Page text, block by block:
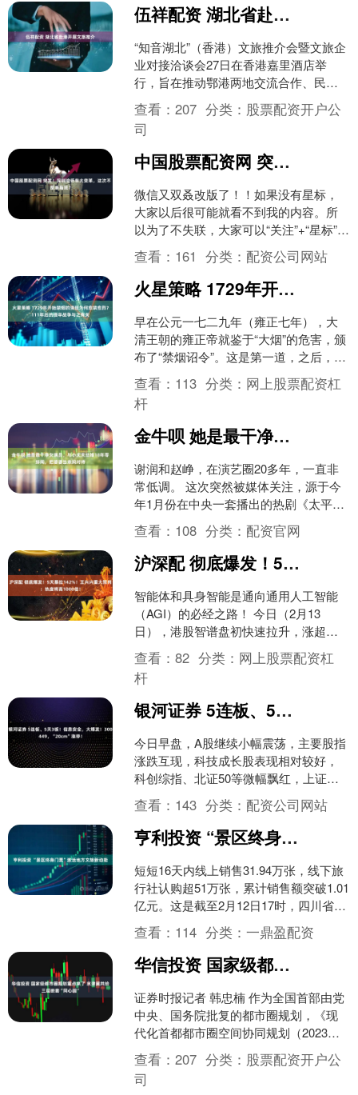
伍祥配资 湖北省赴港开展文旅推介
“知音湖北”（香港）文旅推介会暨文旅企
业对接洽谈会27日在香港嘉里酒店举
行，旨在推动鄂港两地交流合作、民心
相通。 本次推介会聚焦香港游客与旅行
商核心需求，推出旅....
查看：207 分类： 股票配资开户公
司
中国股票配资网 突发！深圳培侨有大变革，这次不是港籍班？
微信又双叒改版了！！如果没有星标，
大家以后很可能就看不到我的内容。所
以为了不失联，大家可以“关注”+“星标”我
哦~具体操作方法如下图所示，请一定要
给我一个星标！....
查看： 161 分类：配资公司网站
火星策略 1729年开始禁烟的清廷为何愈禁愈烈？111年后的侵华战争与之有关
早在公元一七二九年（雍正七年），大
清王朝的雍正帝就鉴于“大烟”的危害，颁
布了“禁烟诏令”。这是第一道，之后，朝
廷的“禁烟令”更是叠见层出。 谁
知，“烟”是愈禁愈....
查看： 113 分类： 网上股票配资杠
杆
金牛呗 她是最干净女演员，与小丈夫结婚18年零绯闻，把婆婆当亲妈对待
谢润和赵峥，在演艺圈20多年，一直非
常低调。 这次突然被媒体关注，源于今
年1月份在中央一套播出的热剧《太平
年》里，赵峥扮演的温润风骨与刚毅气
节的谋士慎温其一角，....
查看： 108 分类：配资官网
沪深配 彻底爆发！5天暴拉142%！王兴兴重大预判：热度将高1000倍！
智能体和具身智能是通向通用人工智能
（AGI）的必经之路！ 今日（2月13
日），港股智谱盘初快速拉升，涨超
20%，股价再创新高。过去5个交易日，
该股最大涨幅达14....
查看：82 分类： 网上股票配资杠
杆
银河证券 5连板、5天3板！信息安全，大爆发！300449，“20cm”涨停！
今日早盘，A股继续小幅震荡，主要股指
涨跌互现，科技成长股表现相对较好，
科创综指、北证50等微幅飘红，上证指
数、深证成指、上证50、沪深300等小幅
飘绿。受节日效....
查看： 143 分类：配资公司网站
亨利投资 “景区终身门票”激活地方文旅新动能
短短16天内线上销售31.94万张，线下旅
行社认购超51万张，累计销售额突破1.01
亿元。这是截至2月12日17时，四川省甘
孜藏族自治州新推出的景区终身门票实
时....
查看： 114 分类：一鼎盈配资
华信投资 国家级都市圈规划重点来了 京津冀共绘三层嵌套“同心圆”
证券时报记者 韩忠楠 作为全国首部由党
中央、国务院批复的都市圈规划，《现
代化首都都市圈空间协同规划（2023—
2035年）》（以下简称《规划》）甫一
发布，便引起....
查看：207 分类： 股票配资开户公
司